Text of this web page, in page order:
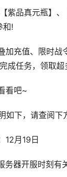
品真元瓶】、
和!
充值、限时战
成任务，领取
看吧~
下，请查阅下
月19日
器开服时刻有